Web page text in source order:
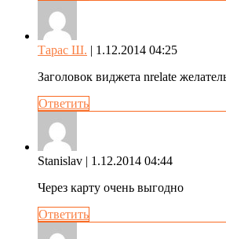
Тарас Ш. | 1.12.2014 04:25
Заголовок виджета nrelate
Ответить
Stanislav | 1.12.2014 04:44
Через карту очень выгодно
Ответить